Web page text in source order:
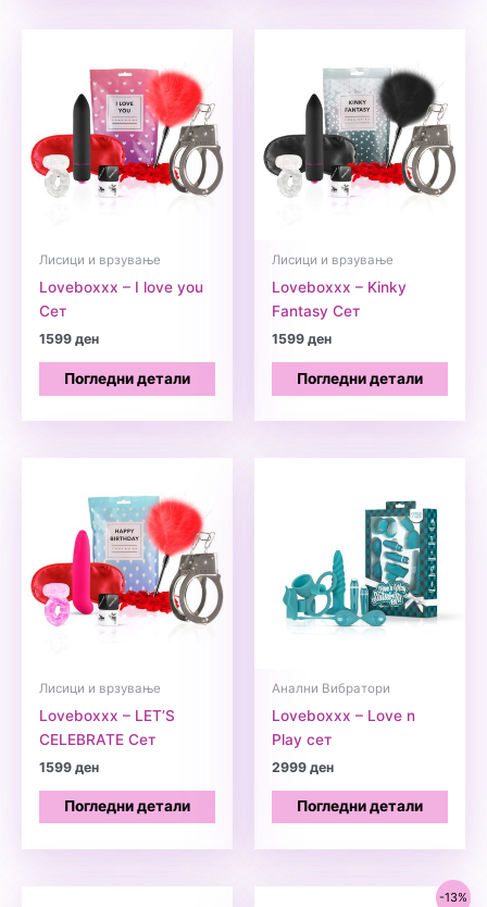
Лисици и врзување
Loveboxxx – I love you
Сет
1599ден
Погледни детали
Лисици и врзување
Loveboxxx – Kinky
Fantasy Сет
1599ден
Погледни детали
Лисици и врзување
Loveboxxx – LET’S
CELEBRATE Сет
1599ден
Погледни детали
Анални Вибратори
Loveboxxx – Love n
Play сет
2999ден
Погледни детали
-13%